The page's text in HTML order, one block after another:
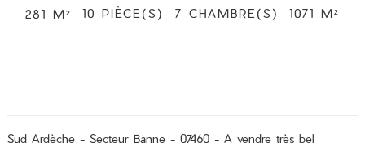
281 M² 10 PIÈCE(S) 7 CHAMBRE(S) 1071 M²
Sud Ardèche - Secteur Banne - 07460 - A vendre très bel